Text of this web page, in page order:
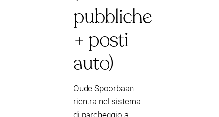
pubbliche
+ posti
auto)
Oude Spoorbaan
rientra nel sistema
di parcheggio a